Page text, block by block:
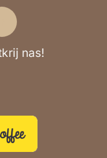
nas!